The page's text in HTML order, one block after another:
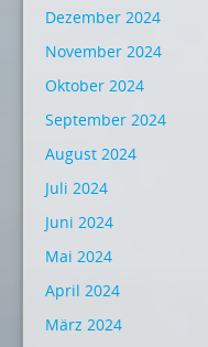
Dezember 2024
November 2024
Oktober 2024
September 2024
August 2024
Juli 2024
Juni 2024
Mai 2024
April 2024
März 2024